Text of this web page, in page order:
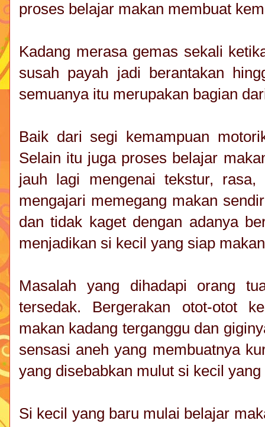
proses belajar makan membuat
Kadang merasa gemas sekali
susah payah jadi berantakan
semuanya itu merupakan bagian
Baik dari segi kemampuan
Selain itu juga proses belajar
jauh lagi mengenai tekstur, rasa,
mengajari memegang makan
dan tidak kaget dengan adanya
menjadikan si kecil yang siap
Masalah yang dihadapi orang
tersedak. Bergerakan otot-otot
makan kadang terganggu dan
sensasi aneh yang membuatnya
yang disebabkan mulut si kecil
Si kecil yang baru mulai belajar